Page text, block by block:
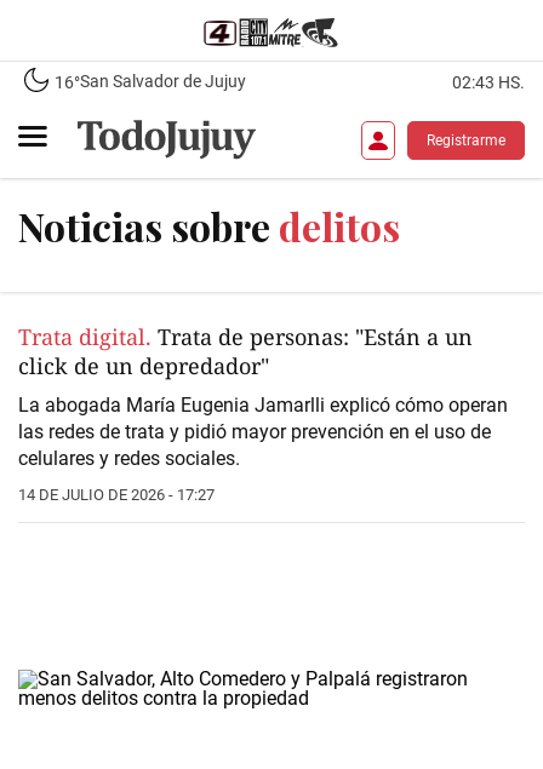
16°San Salvador de Jujuy 02:43 HS.
Registrarme
Noticias sobre delitos
Trata digital. Trata de personas: "Están a un
click de un depredador"
La abogada María Eugenia Jamarlli explicó cómo operan
las redes de trata y pidió mayor prevención en el uso de
celulares y redes sociales.
14 DE JULIO DE 2026 - 17:27